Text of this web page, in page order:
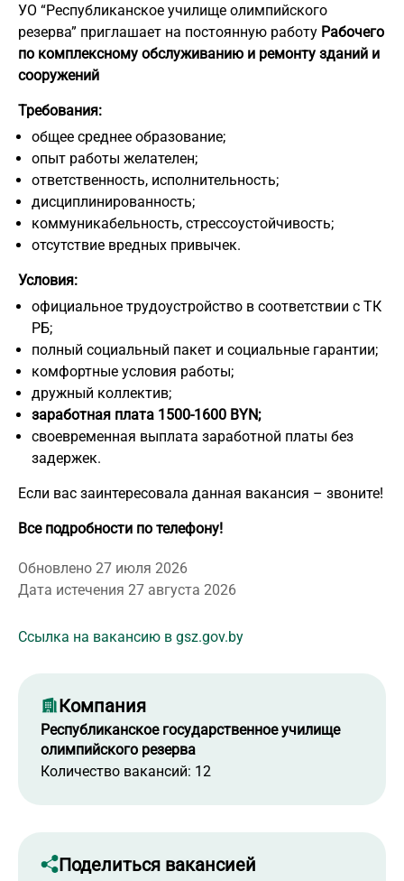
УО “Республиканское училище олимпийского
резерва” приглашает на постоянную работу Рабочего
по комплексному обслуживанию и ремонту зданий и
сооружений
Требования:
общее среднее образование;
опыт работы желателен;
ответственность, исполнительность;
дисциплинированность;
коммуникабельность, стрессоустойчивость;
отсутствие вредных привычек.
Условия:
официальное трудоустройство в соответствии с ТК
РБ;
полный социальный пакет и социальные гарантии;
комфортные условия работы;
дружный коллектив;
заработная плата 1500-1600 BYN;
своевременная выплата заработной платы без
задержек.
Если вас заинтересовала данная вакансия – звоните!
Все подробности по телефону!
Обновлено 27 июля 2026
Дата истечения 27 августа 2026
Ссылка на вакансию в gsz.gov.by
Компания
Республиканское государственное училище
олимпийского резерва
Количество вакансий: 12
Поделиться вакансией